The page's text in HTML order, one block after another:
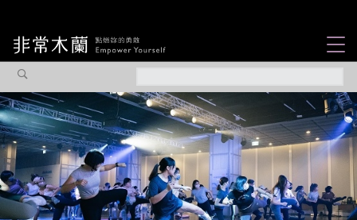
觀點專欄
焦點企劃
社會企業
認識我們